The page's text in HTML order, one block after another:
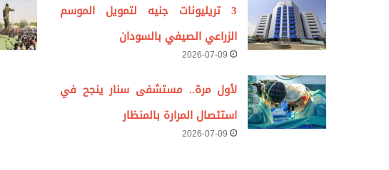
3 تريليونات جنيه لتمويل الموسم
الزراعي الصيفي بالسودان
2026-07-09
لأول مرة.. مستشفى سنار ينجح في
استئصال المرارة بالمنظار
2026-07-09